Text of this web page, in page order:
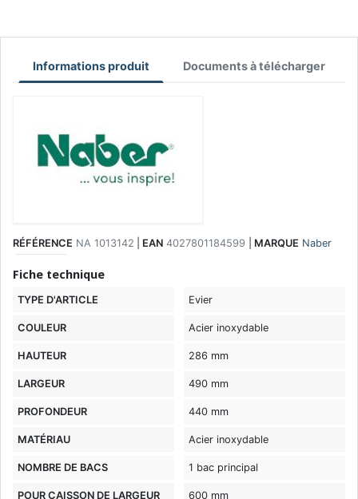
Informations produit Documents à télécharger
RÉFÉRENCE NA 1013142 EAN 4027801184599 MARQUE Naber
Fiche technique
TYPE D'ARTICLE Evier
COULEUR Acier inoxydable
HAUTEUR 286 mm
LARGEUR 490 mm
PROFONDEUR 440 mm
MATÉRIAU Acier inoxydable
NOMBRE DE BACS 1 bac principal
POUR CAISSON DE LARGEUR 600 mm